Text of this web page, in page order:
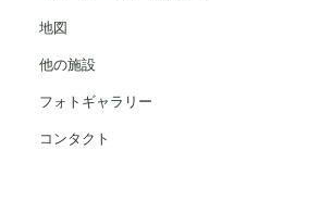
地図
他の施設
フォトギャラリー
コンタクト